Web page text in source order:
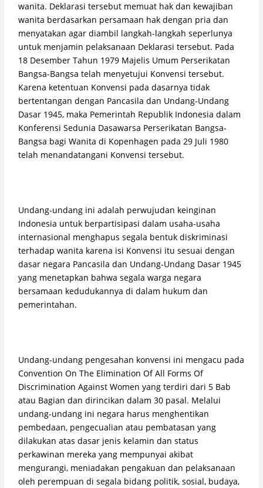
wanita. Deklarasi tersebut memuat hak dan kewajiban
wanita berdasarkan persamaan hak dengan pria dan
menyatakan agar diambil langkah-langkah seperlunya
untuk menjamin pelaksanaan Deklarasi tersebut. Pada
18 Desember Tahun 1979 Majelis Umum Perserikatan
Bangsa-Bangsa telah menyetujui Konvensi tersebut.
Karena ketentuan Konvensi pada dasarnya tidak
bertentangan dengan Pancasila dan Undang-Undang
Dasar 1945, maka Pemerintah Republik Indonesia dalam
Konferensi Sedunia Dasawarsa Perserikatan Bangsa-
Bangsa bagi Wanita di Kopenhagen pada 29 Juli 1980
telah menandatangani Konvensi tersebut.
Undang-undang ini adalah perwujudan keinginan
Indonesia untuk berpartisipasi dalam usaha-usaha
internasional menghapus segala bentuk diskriminasi
terhadap wanita karena isi Konvensi itu sesuai dengan
dasar negara Pancasila dan Undang-Undang Dasar 1945
yang menetapkan bahwa segala warga negara
bersamaan kedudukannya di dalam hukum dan
pemerintahan.
Undang-undang pengesahan konvensi ini mengacu pada
Convention On The Elimination Of All Forms Of
Discrimination Against Women yang terdiri dari 5 Bab
atau Bagian dan dirincikan dalam 30 pasal. Melalui
undang-undang ini negara harus menghentikan
pembedaan, pengecualian atau pembatasan yang
dilakukan atas dasar jenis kelamin dan status
perkawinan mereka yang mempunyai akibat
mengurangi, meniadakan pengakuan dan pelaksanaan
oleh perempuan di segala bidang politik, sosial, budaya,